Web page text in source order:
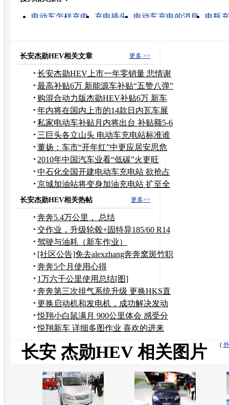
电动车怎样充电 充电插头 电动车充电的消息
电瓶
更多 >>
长安杰勋HEV相关文章
长安杰勋HEV上市一年零销量 悲情谢
幕
最高补贴6万 新能源车补贴“五赞八弹”
购混合动力版杰勋HEV补贴6万 新车
需预订
年内将在国内上市的14款日内瓦车展
新车
私家电动车补贴月内将出台 补贴额5-6
万
三巨头各立山头 电动车充电站标准谁
定?
董扬：车市“开年红”中更应居安思危
2010年中国汽车业看“低碳”火更旺
中石化全国开建电动车充电站 欲抢占
电网…
京城加油站将变身加油充电站 扩至全
市
更多>>
长安杰勋HEV相关热帖
奔奔5.4万公里， 总结
交作业，升级轮毂+固特异185/60 R14
轮胎
驾驶与油耗（新车作业）
[社区公告]免去alexzhang奔奔窝斑竹职
务
奔奔5个月使用心得
1万六千公里使用总结[图]
奔奔第三次排气系统升级 更换HKS直
排+S回压改装
更换启动机和发电机，成功解决发动
机故障灯的问题。
悦翔小白鼠满月 900公里体会 感受分
享
悦翔新车 详细多图作业 喜欢的进来
顶！
(
长安 杰勋HEV 相关图片